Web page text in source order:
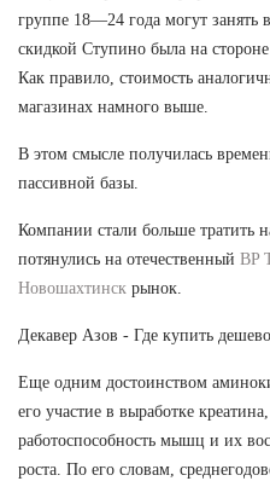
группе 18—24 года могут занять
скидкой Ступино была на
Как правило, стоимость
магазинах намного выше.
В этом смысле получилась
пассивной базы.
Компании стали больше тратить
потянулись на отечественный BP
Новошахтинск рынок.
Декавер Азов - Где купить
Еще одним достоинством
его участие в выработке
работоспособность мышц и их
роста. По его словам,